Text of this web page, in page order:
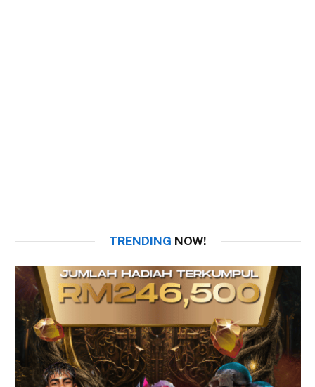
TRENDING NOW!